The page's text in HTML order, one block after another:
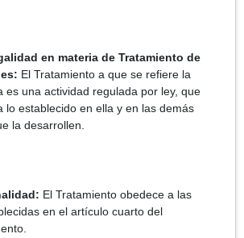
en materia de Tratamiento de
El Tratamiento a que se refiere la
es una actividad regulada por ley, que
lo establecido en ella y en las demás
la desarrollen.
El Tratamiento obedece a las
en el artículo cuarto del